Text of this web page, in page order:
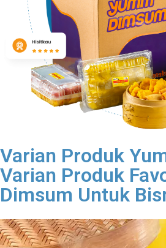
Varian Produk
Varian Produk
Dimsum Untuk